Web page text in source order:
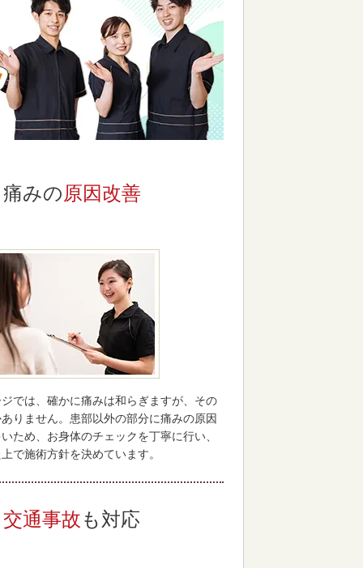
痛みの原因改善
では、確かに痛みは和らぎますが、その
りません。患部以外の部分に痛みの原因
ため、お身体のチェックを丁寧に行い、
で施術方針を決めています。
交通事故も対応